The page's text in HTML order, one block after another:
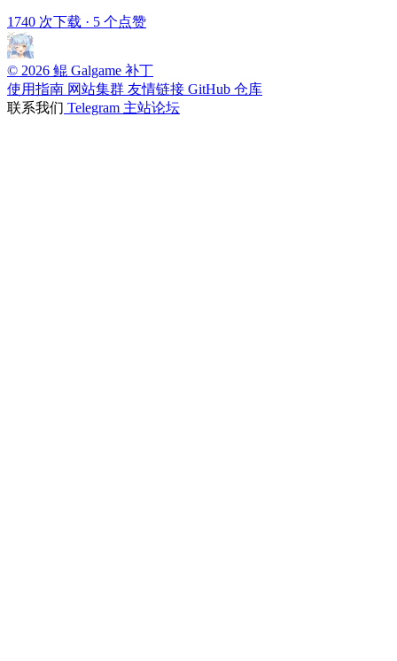
1740 次下载 · 5 个点赞
© 2026 鲲 Galgame 补丁
使用指南 网站集群 友情链接 GitHub 仓库
联系我们 Telegram 主站论坛